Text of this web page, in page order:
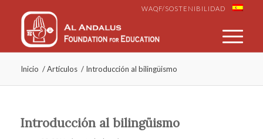
WAQF/SOSTENIBILIDAD
Inicio / Artículos / Introducción al bilingüismo
Introducción al bilingüismo